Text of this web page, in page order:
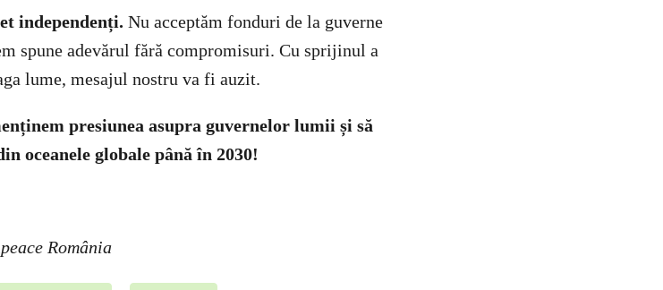
independenți. Nu acceptăm fonduri de la guverne
spune adevărul fără compromisuri. Cu sprijinul a
lume, mesajul nostru va fi auzit.
presiunea asupra guvernelor lumii și să
oceanele globale până în 2030!
România